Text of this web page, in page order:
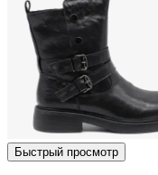
Быстрый просмотр